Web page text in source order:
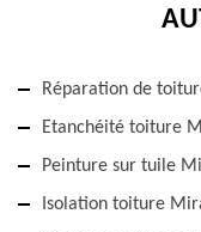
Réparation de
Etanchéité toiture
Peinture sur tuile
Isolation toiture